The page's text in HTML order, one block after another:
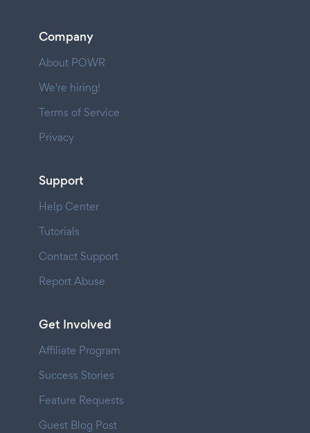
Company
About POWR
We're hiring!
Terms of Service
Privacy
Support
Help Center
Tutorials
Contact Support
Report Abuse
Get Involved
Affiliate Program
Success Stories
Feature Requests
Guest Blog Post